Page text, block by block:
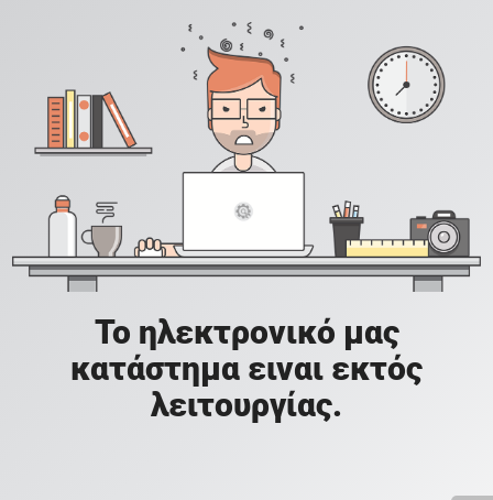
Το ηλεκτρονικό μας
κατάστημα ειναι εκτός
λειτουργίας.